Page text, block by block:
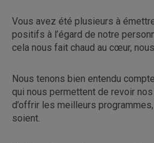
Vous avez été plusieurs à
positifs à l’égard de notre
cela nous fait chaud au cœur,
Nous tenons bien entendu
qui nous permettent de revoir
d’offrir les meilleurs
soient.